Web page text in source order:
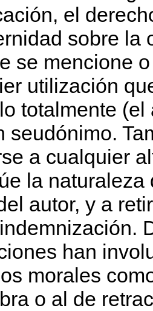
el
sobre la
se mencione
utilización
totalmente
seudónimo.
a cualquier
la
autor, y a
han
morales
o al de